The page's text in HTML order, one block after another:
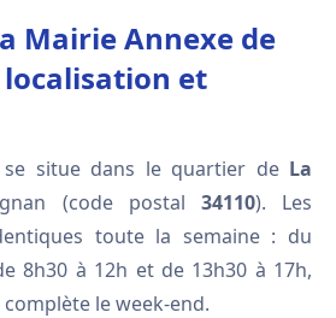
Mairie Annexe de
et
situe dans le quartier de La
(code postal 34110). Les
toute la semaine : du
8h30 à 12h et de 13h30 à 17h,
le week-end.